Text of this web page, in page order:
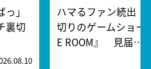
」
裏切
ハマるファン続出！
切りのゲームショー
E ROOM』 見届…